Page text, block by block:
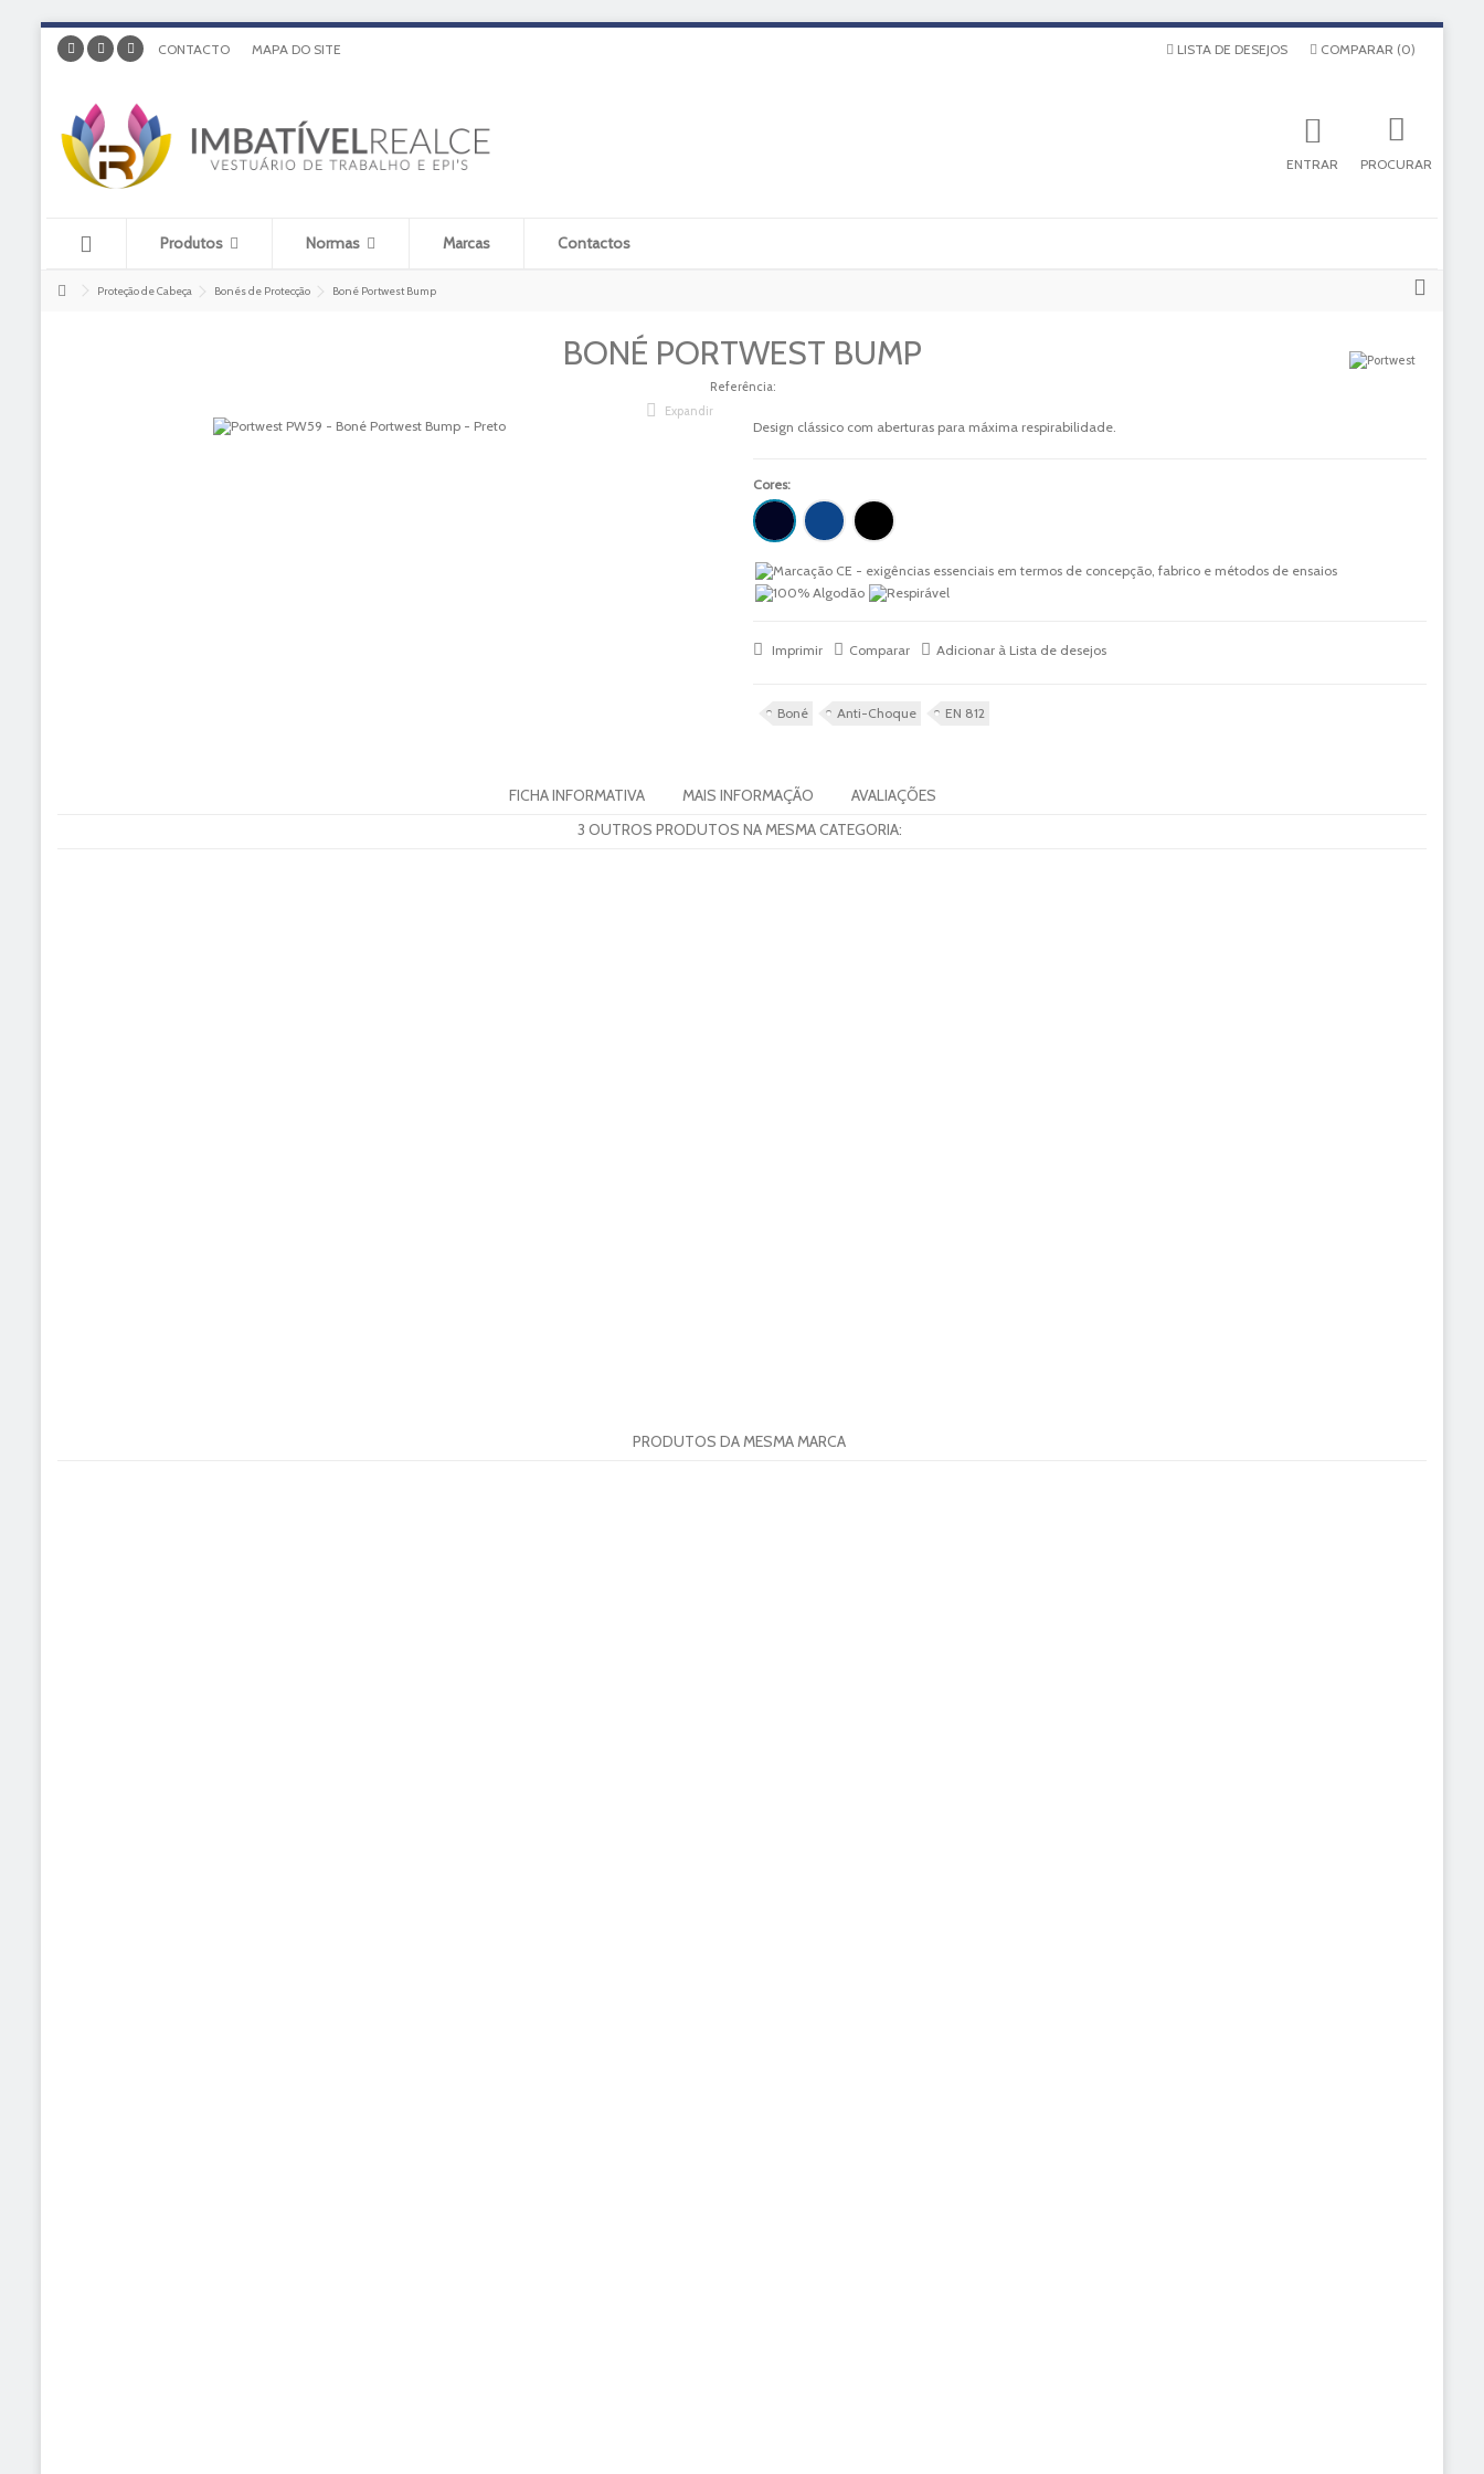
CONTACTO MAPA DO SITE COMPARAR (0)
LISTA DE DESEJOS
PROCURAR
ENTRAR
Produtos Normas Marcas Contactos
Proteção de Cabeça Bonés de Protecção Boné Portwest Bump
BONÉ PORTWEST BUMP
Referência:
Expandir
Design clássico com aberturas para máxima respirabilidade.
Cores:
Imprimir Comparar Adicionar à Lista de desejos
Boné Anti-Choque EN 812
FICHA INFORMATIVA MAIS INFORMAÇÃO
AVALIAÇÕES
3 OUTROS PRODUTOS NA MESMA CATEGORIA:
PRODUTOS DA MESMA MARCA